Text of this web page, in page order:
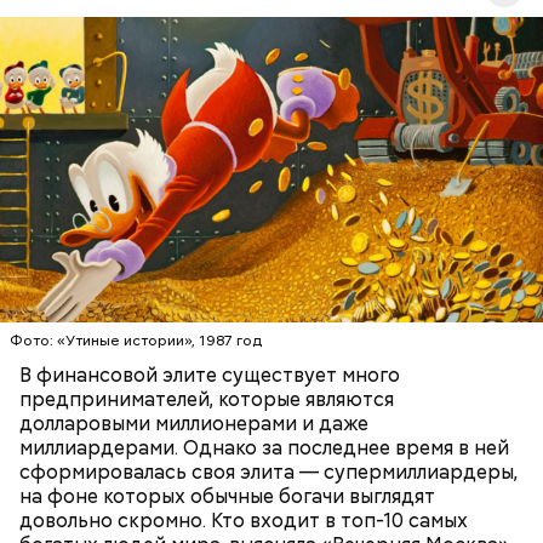
Фото: «Утиные истории», 1987 год
В финансовой элите существует много
предпринимателей, которые являются
долларовыми миллионерами и даже
миллиардерами. Однако за последнее время в ней
сформировалась своя элита — супермиллиардеры,
на фоне которых обычные богачи выглядят
довольно скромно. Кто входит в топ-10 самых
Фото: Shutterstock
многими всемирно известными брендами одежды.
Первоначально это была сеть магазинов Zara,
которая по задумке делала качественную и
стильную одежду по доступным ценам.
БОГАТСТВО
БИЗНЕС
ПРЕДПРИНИМАТЕЛИ
МИЛЛИАРДЕРЫ
ДЕНЬГИ
Люсиль Рандон (118 лет)
Фото: public domain
На протяжении всей истории человечества часто
возникали различные секты, которые оказывали
сильное влияние на общество. И если часть из этих
культов были относительно безобидны, то
некоторые оказывались настолько опасными, что